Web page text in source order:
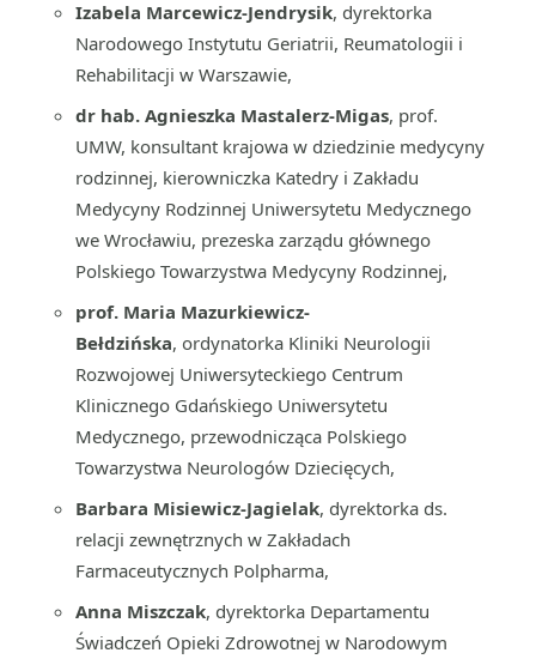
Izabela Marcewicz-Jendrysik, dyrektorka
Narodowego Instytutu Geriatrii, Reumatologii i
Rehabilitacji w Warszawie,
dr hab. Agnieszka Mastalerz-Migas, prof.
UMW, konsultant krajowa w dziedzinie medycyny
rodzinnej, kierowniczka Katedry i Zakładu
Medycyny Rodzinnej Uniwersytetu Medycznego
we Wrocławiu, prezeska zarządu głównego
Polskiego Towarzystwa Medycyny Rodzinnej,
prof. Maria Mazurkiewicz-
Bełdzińska, ordynatorka Kliniki Neurologii
Rozwojowej Uniwersyteckiego Centrum
Klinicznego Gdańskiego Uniwersytetu
Medycznego, przewodnicząca Polskiego
Towarzystwa Neurologów Dziecięcych,
Barbara Misiewicz-Jagielak, dyrektorka ds.
relacji zewnętrznych w Zakładach
Farmaceutycznych Polpharma,
Anna Miszczak, dyrektorka Departamentu
Świadczeń Opieki Zdrowotnej w Narodowym